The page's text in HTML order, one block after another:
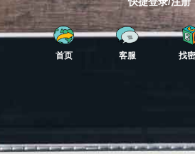
首页 客服 找